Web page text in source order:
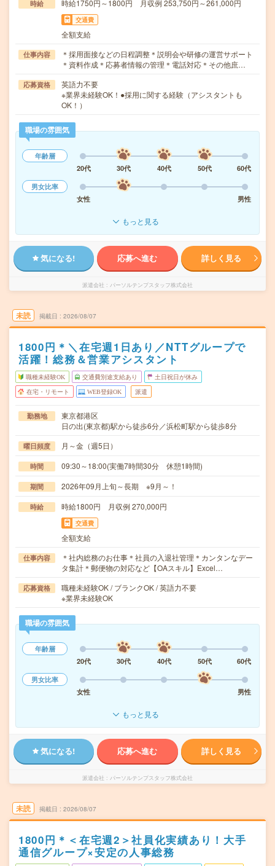
時給 時給1750円～1800円 月収例 253,750円～261,000円
交通費
全額支給
仕事内容
＊採用面接などの日程調整＊説明会や研修の運営サポート
＊資料作成＊応募者情報の管理＊電話対応＊その他庶…
応募資格
英語力不要
※業界未経験OK！●採用に関する経験（アシスタントも
OK！）
職場の雰囲気
年齢層
20代
30代 40代 50代
60代
男女比率
女性
男性
もっと見る
気になる! 応募へ進む 詳しく見る
派遣会社 パーソルテンプスタッフ株式会社
未読 掲載日 2026/08/07
1800円＊＼在宅週1日あり／NTTグループで
活躍！総務＆営業アシスタント
職種未経験OK 交通費別途支給あり 土日祝日が休み
在宅・リモート WEB登録OK 派遣
勤務地
東京都港区
日の出(東京都)駅から徒歩6分／浜松町駅から徒歩8分
曜日頻度 月～金（週5日）
時間 09:30～18:00(実働7時間30分 休憩1時間)
期間 2026年09月上旬～長期 ※9月～！
時給 時給1800円 月収例 270,000円
交通費
全額支給
仕事内容
＊社内総務のお仕事＊社員の入退社管理＊カンタンなデー
タ集計＊郵便物の対応など【OAスキル】Excel…
応募資格
職種未経験OK / ブランクOK / 英語力不要
※業界未経験OK
職場の雰囲気
年齢層
20代
30代 40代 50代
60代
男女比率
女性
男性
もっと見る
気になる! 応募へ進む 詳しく見る
派遣会社 パーソルテンプスタッフ株式会社
未読 掲載日 2026/08/07
1800円＊＜在宅週2＞社員化実績あり！大手
通信グループ×安定の人事総務